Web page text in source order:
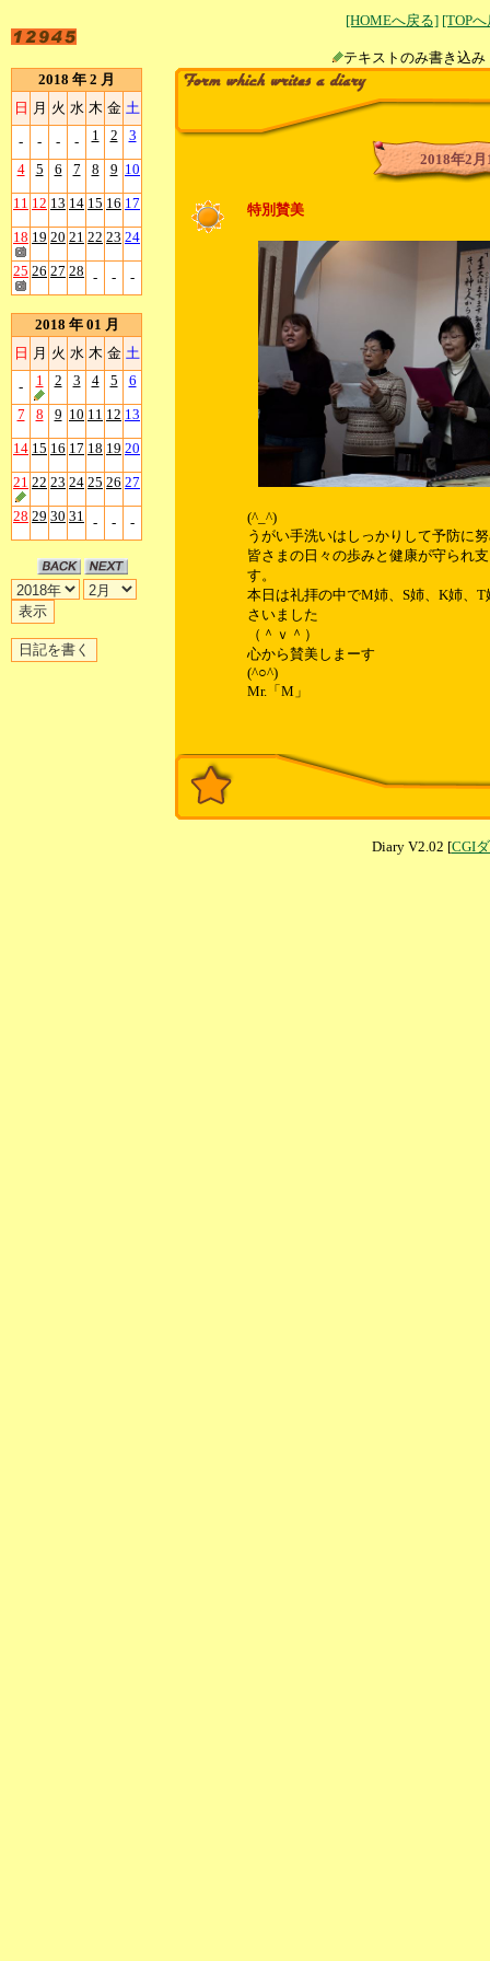
[HOMEへ戻る] [TOP
テキストのみ書
2018 年 2 月
日 月 火 水 木 金 土
- - - - 1 2 3
4 5 6 7 8 9 10
11 12 13 14 15 16 17
18 19 20 21 22 23 24
25 26 27 28 - - -
2018 年 01 月
日 月 火 水 木 金 土
- 1 2 3 4 5 6
7 8 9 10 11 12 13
14 15 16 17 18 19 20
21 22 23 24 25 26 27
28 29 30 31 - - -
2018年2月
特別賛美
(^_^)
うがい手洗いはしっかりして予防に
皆さまの日々の歩みと健康が守られ
す。
本日は礼拝の中でM姉、S姉、K姉、
さいました
（＾ｖ＾）
心から賛美しまーす
(^○^)
Mr.「M」
Diary V2.02 [CGI